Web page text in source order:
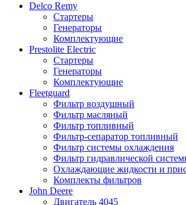
Delco Remy
Стартеры
Генераторы
Комплектующие
Prestolite Electric
Стартеры
Генераторы
Комплектующие
Fleetguard
Фильтр воздушный
Фильтр масляный
Фильтр топливный
Фильтр-сепаратор топливный
Фильтр системы охлаждения
Фильтр гидравлической
Охлаждающие жидкости и
Комплекты фильтров
John Deere
Двигатель 4045